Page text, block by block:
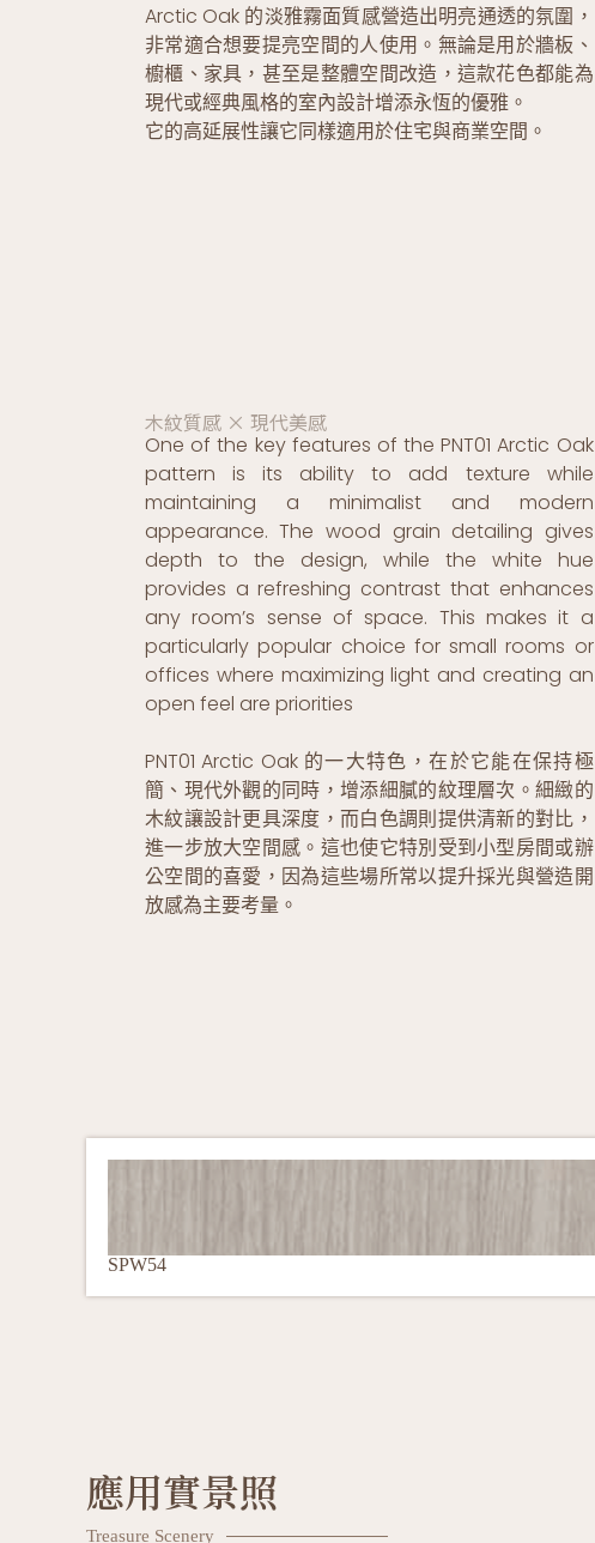
Arctic Oak 的淡雅霧面質感營造出明亮通透的氛圍，
非常適合想要提亮空間的人使用。無論是用於牆板、
櫥櫃、家具，甚至是整體空間改造，這款花色都能為
現代或經典風格的室內設計增添永恆的優雅。
它的高延展性讓它同樣適用於住宅與商業空間。
木紋質感 × 現代美感
One of the key features of the PNT01 Arctic Oak
pattern is its ability to add texture while
maintaining a minimalist and modern
appearance. The wood grain detailing gives
depth to the design, while the white hue
provides a refreshing contrast that enhances
any room’s sense of space. This makes it a
particularly popular choice for small rooms or
offices where maximizing light and creating an
open feel are priorities
PNT01 Arctic Oak 的一大特色，在於它能在保持極
簡、現代外觀的同時，增添細膩的紋理層次。細緻的
木紋讓設計更具深度，而白色調則提供清新的對比，
進一步放大空間感。這也使它特別受到小型房間或辦
公空間的喜愛，因為這些場所常以提升採光與營造開
放感為主要考量。
SPW54
應用實景照
Treasure Scenery